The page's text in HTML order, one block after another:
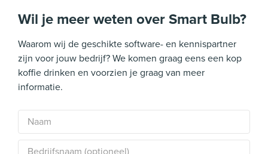
Wil je meer weten over Smart Bulb?
Waarom wij de geschikte software- en kennispartner
zijn voor jouw bedrijf? We komen graag eens een kop
koffie drinken en voorzien je graag van meer
informatie.